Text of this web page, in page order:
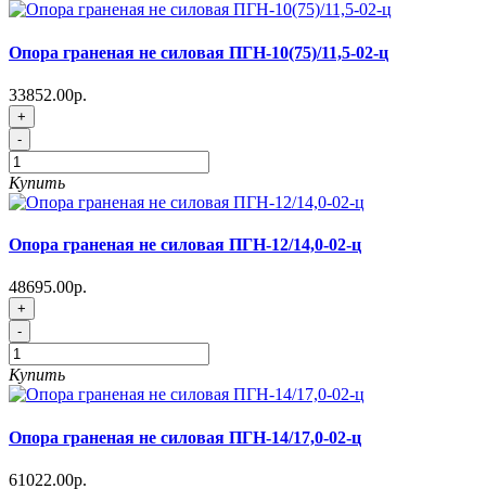
Опора граненая не силовая ПГН-10(75)/11,5-02-ц
33852.00р.
+
-
Купить
Опора граненая не силовая ПГН-12/14,0-02-ц
48695.00р.
+
-
Купить
Опора граненая не силовая ПГН-14/17,0-02-ц
61022.00р.